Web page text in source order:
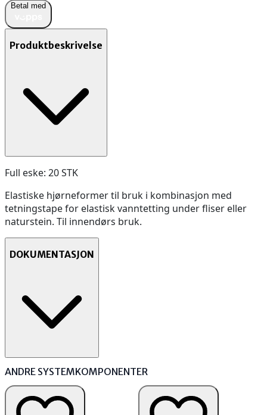
Betal med
Produktbeskrivelse
Full eske: 20 STK
Elastiske hjørneformer til bruk i kombinasjon med
tetningstape for elastisk vanntetting under fliser eller
naturstein. Til innendørs bruk.
DOKUMENTASJON
ANDRE SYSTEMKOMPONENTER